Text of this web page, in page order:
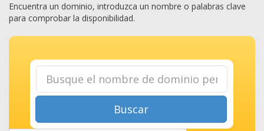
Encuentra un dominio, introduzca un nombre o palabras clave
para comprobar la disponibilidad.
Buscar